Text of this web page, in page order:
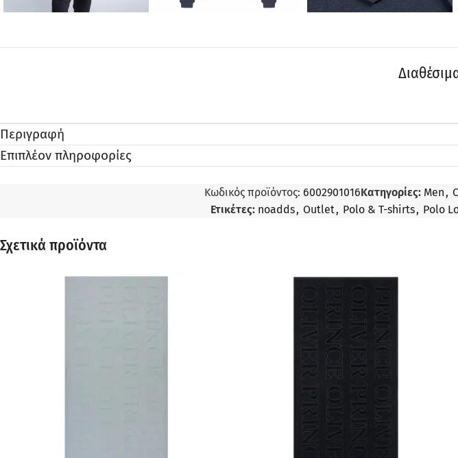
Περιγραφή
Επιπλέον πληροφορίες
Κωδικός προϊόντος: 6002901016Κατηγορίες: Men ,
Ετικέτες: noadds, Outlet, Polo & T-shirts, Polo
Σχετικά προϊόντα